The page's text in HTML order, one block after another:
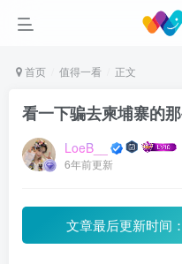
首页 值得一看 正文
看一下骗去柬埔寨的
LoeB__
6年前更新
文章最后更新时间：